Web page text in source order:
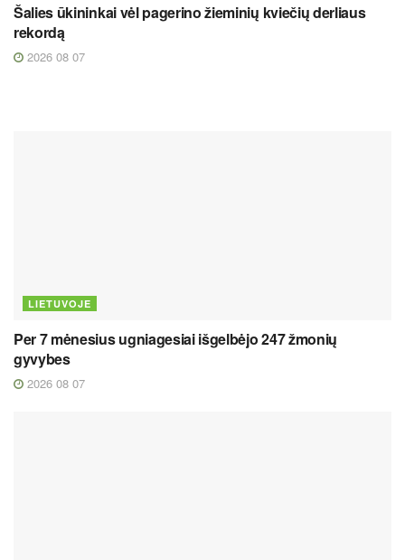
Šalies ūkininkai vėl pagerino žieminių kviečių derliaus
rekordą
2026 08 07
LIETUVOJE
Per 7 mėnesius ugniagesiai išgelbėjo 247 žmonių
gyvybes
2026 08 07